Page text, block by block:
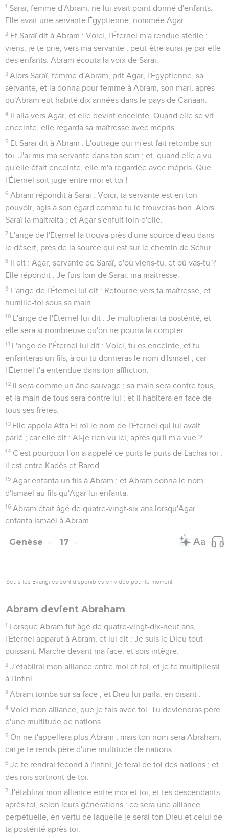
1 Saraï, femme d'Abram, ne lui avait point donné d'enfants.
Elle avait une servante Égyptienne, nommée Agar.
2 Et Saraï dit à Abram : Voici, l'Éternel m'a rendue stérile ;
viens, je te prie, vers ma servante ; peut-être aurai-je par elle
des enfants. Abram écouta la voix de Saraï.
3 Alors Saraï, femme d'Abram, prit Agar, l'Égyptienne, sa
servante, et la donna pour femme à Abram, son mari, après
qu'Abram eut habité dix années dans le pays de Canaan.
4 Il alla vers Agar, et elle devint enceinte. Quand elle se vit
enceinte, elle regarda sa maîtresse avec mépris.
5 Et Saraï dit à Abram : L'outrage qui m'est fait retombe sur
toi. J'ai mis ma servante dans ton sein ; et, quand elle a vu
qu'elle était enceinte, elle m'a regardée avec mépris. Que
l'Éternel soit juge entre moi et toi !
6 Abram répondit à Saraï : Voici, ta servante est en ton
pouvoir, agis à son égard comme tu le trouveras bon. Alors
Saraï la maltraita ; et Agar s'enfuit loin d'elle.
7 L'ange de l'Éternel la trouva près d'une source d'eau dans
le désert, près de la source qui est sur le chemin de Schur.
8 Il dit : Agar, servante de Saraï, d'où viens-tu, et où vas-tu ?
Elle répondit : Je fuis loin de Saraï, ma maîtresse.
9 L'ange de l'Éternel lui dit : Retourne vers ta maîtresse, et
humilie-toi sous sa main.
10 L'ange de l'Éternel lui dit : Je multiplierai ta postérité, et
elle sera si nombreuse qu'on ne pourra la compter.
11 L'ange de l'Éternel lui dit : Voici, tu es enceinte, et tu
enfanteras un fils, à qui tu donneras le nom d'Ismaël ; car
l'Éternel t'a entendue dans ton affliction.
12 Il sera comme un âne sauvage ; sa main sera contre tous,
et la main de tous sera contre lui ; et il habitera en face de
tous ses frères.
13 Elle appela Atta El roï le nom de l'Éternel qui lui avait
parlé ; car elle dit : Ai-je rien vu ici, après qu'il m'a vue ?
14 C'est pourquoi l'on a appelé ce puits le puits de Lachaï roï ;
il est entre Kadès et Bared.
15 Agar enfanta un fils à Abram ; et Abram donna le nom
d'Ismaël au fils qu'Agar lui enfanta.
16 Abram était âgé de quatre-vingt-six ans lorsqu'Agar
enfanta Ismaël à Abram.
Genèse 17
Seuls les Évangiles sont disponibles en vidéo pour le moment.
Abram devient Abraham
1 Lorsque Abram fut âgé de quatre-vingt-dix-neuf ans,
l'Éternel apparut à Abram, et lui dit : Je suis le Dieu tout
puissant. Marche devant ma face, et sois intègre.
2 J'établirai mon alliance entre moi et toi, et je te multiplierai
à l'infini.
3 Abram tomba sur sa face ; et Dieu lui parla, en disant :
4 Voici mon alliance, que je fais avec toi. Tu deviendras père
d'une multitude de nations.
5 On ne t'appellera plus Abram ; mais ton nom sera Abraham,
car je te rends père d'une multitude de nations.
6 Je te rendrai fécond à l'infini, je ferai de toi des nations ; et
des rois sortiront de toi.
7 J'établirai mon alliance entre moi et toi, et tes descendants
après toi, selon leurs générations : ce sera une alliance
perpétuelle, en vertu de laquelle je serai ton Dieu et celui de
ta postérité après toi.